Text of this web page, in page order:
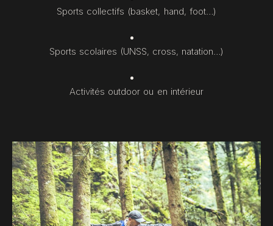
Sports collectifs (basket, hand, foot…)
Sports scolaires (UNSS, cross, natation…)
Activités outdoor ou en intérieur